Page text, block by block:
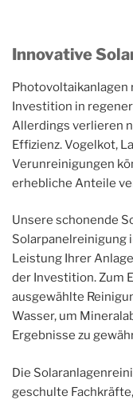
Innovative
Investition in
Allerdings verlieren
Effizienz. Vogelkot,
Verunreinigungen
erhebliche Anteile
Unsere schonende
Solarpanelreinigung
Leistung Ihrer
der Investition. Zum
ausgewählte
Wasser, um
Ergebnisse zu
Die
geschulte